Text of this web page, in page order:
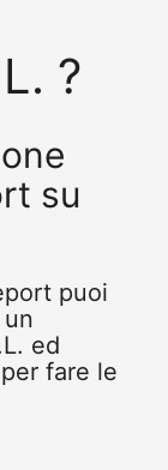
?
su
puoi
ed
fare le